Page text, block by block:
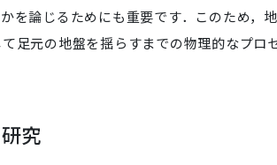
を論じるためにも重要です．このため，
足元の地盤を揺らすまでの物理的なプロ
究